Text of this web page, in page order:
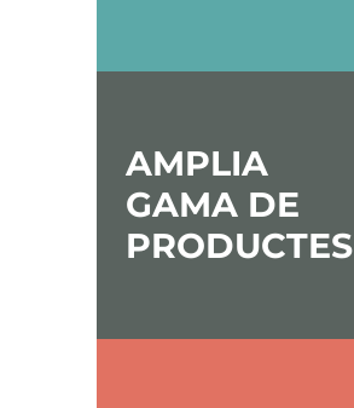
AMPLIA
GAMA DE
PRODUCTES